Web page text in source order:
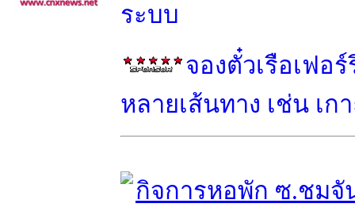
ระบบ
จองตั๋วเรือเฟอ
หลายเส้นทาง เช่น เก
กิจการหอพัก ซ.ชมจั